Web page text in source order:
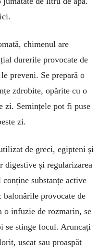
chime­nul are
durerile provocate de
pre­veni. Se prepară o
zdrobite, opărite cu o
zi. Semințele pot fi puse
zi.
de greci, egipteni și
diges­ti­ve și regularizarea
sub­stanțe active
balonările pro­vocate de
o infuzie de rozmarin, se
se stinge focul. Aruncați
uscat sau proaspăt